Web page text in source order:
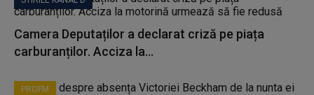
Camera Deputaților a declarat criză pe piața
carburanților. Acciza la...
PROFM